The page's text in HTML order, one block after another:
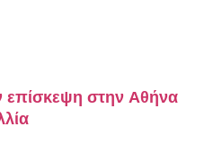
στην Αθήνα